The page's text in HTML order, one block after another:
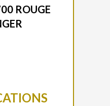
ROUGE